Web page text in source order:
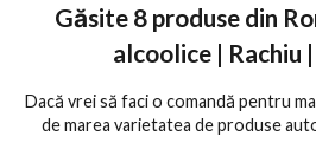
Găsite 8produse din
alcoolice | Rachiu
Dacă vrei să faci o comandă pentru
de marea varietatea de produse